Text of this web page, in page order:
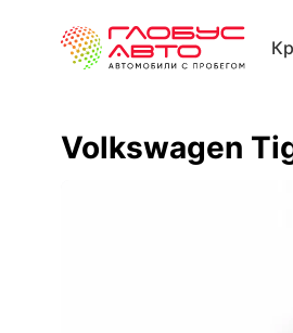
Volkswagen